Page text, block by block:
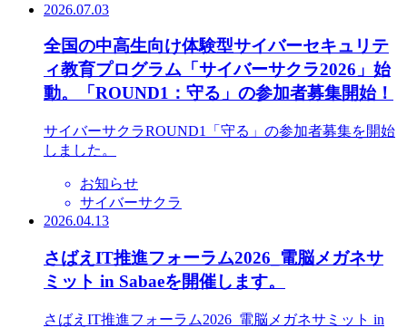
2026.07.03
全国の中高生向け体験型サイバーセキュリテ
ィ教育プログラム「サイバーサクラ2026」始
動。「ROUND1：守る」の参加者募集開始！
サイバーサクラROUND1「守る」の参加者募集を開始
しました。
お知らせ
サイバーサクラ
2026.04.13
さばえIT推進フォーラム2026_電脳メガネサ
ミット in Sabaeを開催します。
さばえIT推進フォーラム2026_電脳メガネサミット in